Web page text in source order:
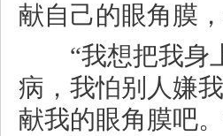
献自己的眼角膜
“我想把我身上
病，我怕别人嫌
献我的眼角膜吧